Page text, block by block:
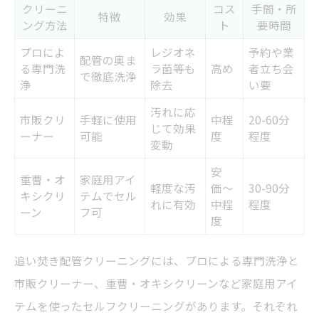
衛生的な浴室環境を守る追い焚き配管クリ
追い焚き配管掃除を実践すべき理由と効果
健康被害を防ぐための追い焚き配管クリー
ニング頻度一覧
追い焚き配管クリーニングが臭いや菌を防
家族の安全を守る配管掃除の実践ポイント
重曹やオキシクリーン活用のセルフ掃除術
管掃除テーブル
クリーニ
ング方法
特徴 効果
コス
ト
手間・所
要時間
プロによ
る専門洗
浄
配管の奥ま
で徹底洗浄
レジオネ
ラ菌等も
除去
高め
予約や業
者立ち会
い要
市販クリ
ーナー
手軽に使用
可能
汚れに応
じて効果
変動
中程
度
20-60分
程度
重曹・オ
キシクリ
ーン
家庭用アイ
テムでセル
フ可
軽度な汚
れに有効
安
価〜
中程
度
30-90分
程度
追い焚き配管クリーニングには、プロによる専門洗浄と
市販クリーナー、重曹・オキシクリーンなど家庭用アイ
テムを使ったセルフクリーニングがあります。それぞれ